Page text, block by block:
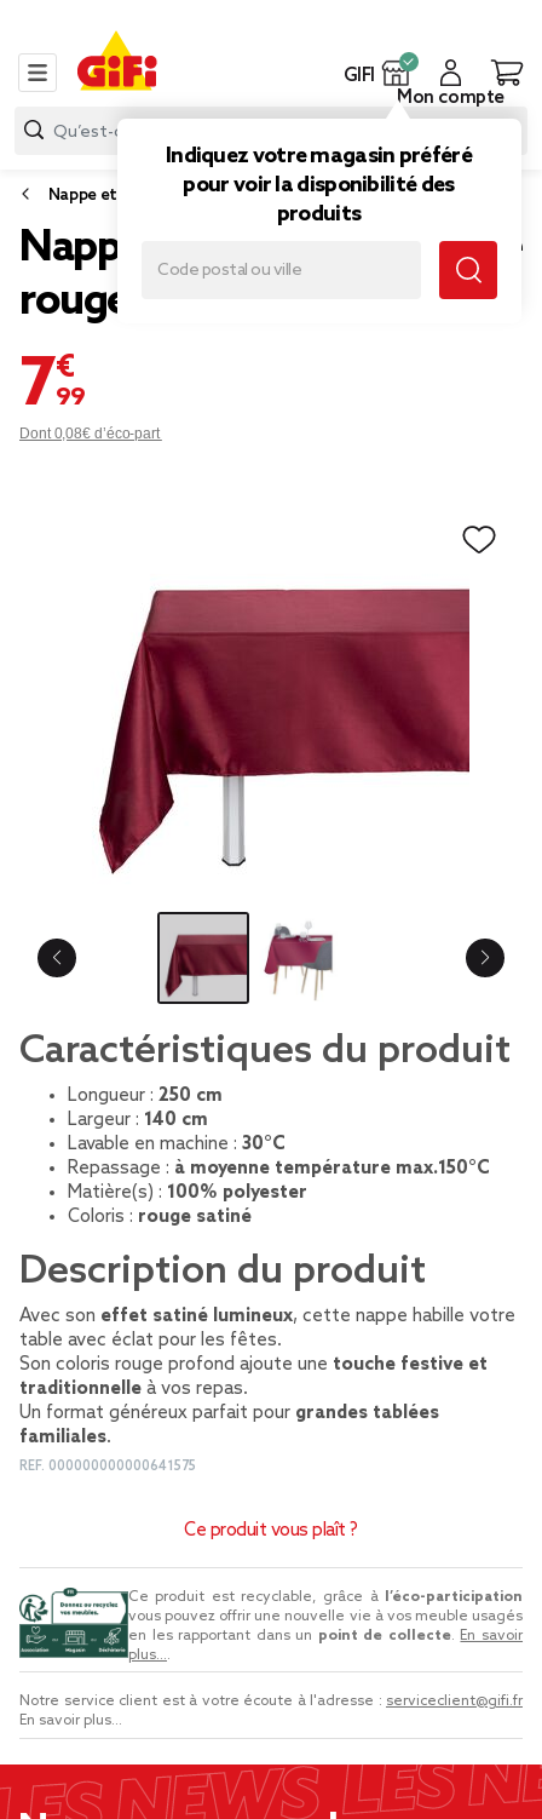
GIFI
Indiquez votre magasin préféré
pour voir la disponibilité des
produits
Mon compte
Nappe et serviette de table
Nappe rectangulaire satiné
rouge 140x250cm
7,99 €
Dont 0,08€ d’éco-part
Caractéristiques du produit
Longueur : 250 cm
Largeur : 140 cm
Lavable en machine : 30°C
Repassage : à moyenne température max.150°C
Matière(s) : 100% polyester
Coloris : rouge satiné
Description du produit
Avec son effet satiné lumineux, cette nappe habille votre
table avec éclat pour les fêtes.
Son coloris rouge profond ajoute une touche festive et
traditionnelle à vos repas.
Un format généreux parfait pour grandes tablées
familiales.
REF. 000000000000641575
Ce produit vous plaît ?
Ce produit est recyclable, grâce à
l’éco-participation
vous pouvez offrir une nouvelle vie à vos meuble usagés
en les rapportant dans un point de collecte. En savoir
plus....
Notre service client est à votre écoute à l'adresse : serviceclient@gifi.fr
En savoir plus...